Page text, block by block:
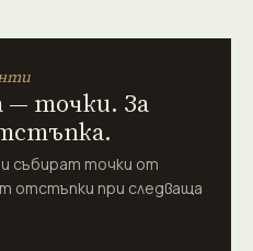
— точки. За
събират точки от
отстъпки при следваща